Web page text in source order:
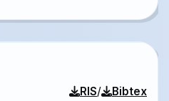
RIS/ Bibtex